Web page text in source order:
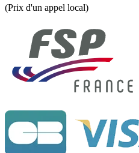
(Prix d'un appel local)